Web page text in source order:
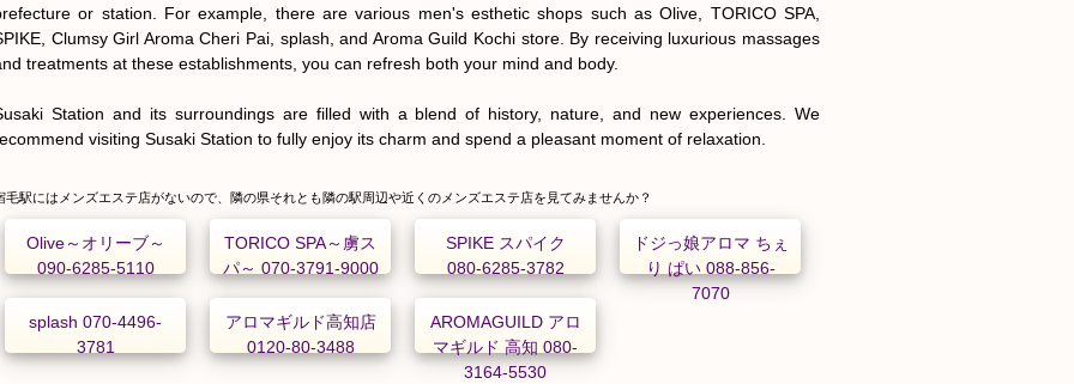
or station. For example, there are various men's esthetic shops such as Olive, TORICO SPA,
Clumsy Girl Aroma Cheri Pai, splash, and Aroma Guild Kochi store. By receiving luxurious massages
treatments at these establishments, you can refresh both your mind and body.
Station and its surroundings are filled with a blend of history, nature, and new experiences. We
visiting Susaki Station to fully enjoy its charm and spend a pleasant moment of relaxation.
毛駅にはメンズエステ店がないので、隣の県それとも隣の駅周辺や近くのメンズエステ店を見てみませんか？
Olive～オリーブ～
090-6285-5110
TORICO SPA～虜ス
パ～ 070-3791-9000
SPIKE スパイク
080-6285-3782
ドジっ娘アロマ ちぇ
り ぱい 088-856-
7070
splash 070-4496-
3781
アロマギルド高知店
0120-80-3488
AROMAGUILD アロ
マギルド 高知 080-
3164-5530